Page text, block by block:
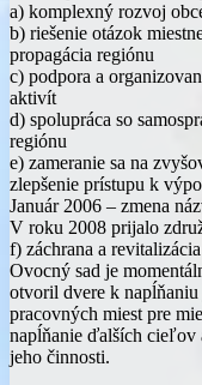
a) komplexný rozvoj
b) riešenie otázok
propagácia regiónu
c) podpora a
aktivít
d) spolupráca so
regiónu
e) zameranie sa na
zlepšenie prístupu k
Január 2006 – zmena
V roku 2008 prijalo
f) záchrana a
Ovocný sad je
otvoril dvere k
pracovných miest pre
napĺňanie ďalších cieľov
jeho činnosti.